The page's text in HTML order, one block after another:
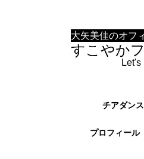
大矢美佳のオフ
すこやか
Let's
チアダンス
プロフィール